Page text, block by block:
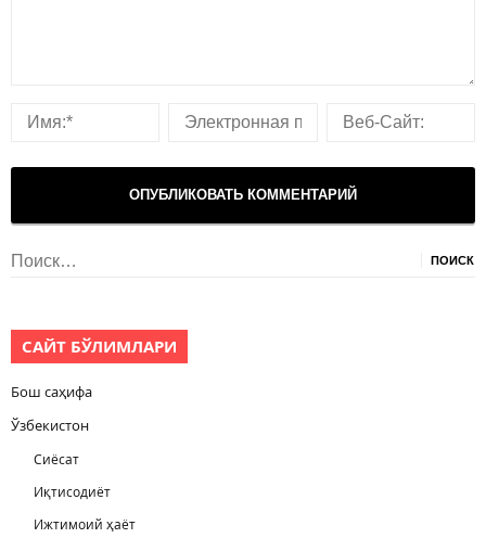
Найти:
САЙТ БЎЛИМЛАРИ
Бош саҳифа
Ўзбекистон
Сиёсат
Иқтисодиёт
Ижтимоий ҳаёт